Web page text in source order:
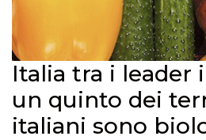
Italia tra i leader
un quinto dei
italiani sono